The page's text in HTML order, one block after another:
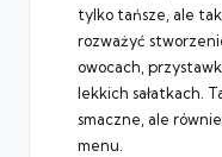
tylko tańsze, ale
rozważyć
owocach,
lekkich sałatkach.
smaczne, ale
menu.